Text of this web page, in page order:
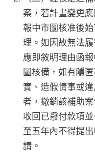
案，若計畫變更
報中市圖核准後
理。如因故無法履
應即敘明理由函
圖核備，如有隱匿
實、造假情事或違
者，撤銷該補助案
收回已撥付款項
至五年內不得提出
請。